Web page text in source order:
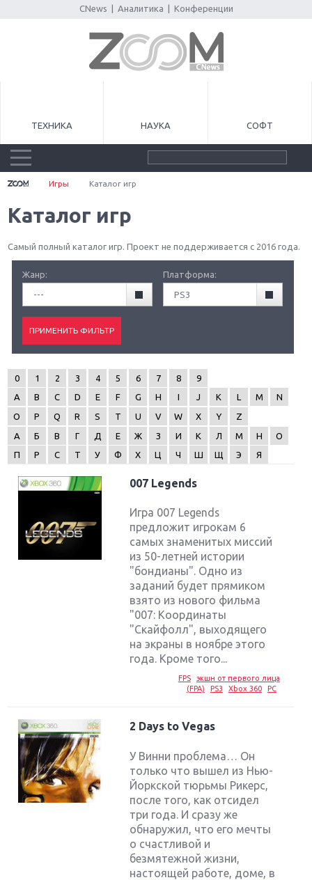
CNews Аналитика Конференции
ТЕХНИКА НАУКА СОФТ
Игры Каталог игр
Каталог игр
Самый полный каталог игр. Проект не поддерживается с 2016 года.
Жанр:
---
Платформа:
PS3
0 1 2 3 4 5 6 7 8
9
A
B C D E F G H I J K L M
N
O
P Q R S T U V W X Y
Z
А
Б В Г Д Е Ж З И К Л М Н
О
П
Р С Т У Ф Х Ц Ч Ш Щ Э Я
007 Legends
Игра 007 Legends
предложит игрокам 6
самых знаменитых миссий
из 50-летней истории
"бондианы". Одно из
заданий будет прямиком
взято из нового фильма
"007: Координаты
"Скайфолл", выходящего
на экраны в ноябре этого
года. Кроме того...
FPS
экшн от первого лица
(FPA)
PS3 Xbox 360 PC
2 Days to Vegas
У Винни проблема… Он
только что вышел из Нью-
Йоркской тюрьмы Рикерс,
после того, как отсидел
три года. И сразу же
обнаружил, что его мечты
о счастливой и
безмятежной жизни,
настоящей работе, доме, в